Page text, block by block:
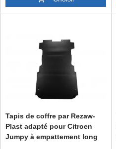
Tapis de coffre par Rezaw-
Plast adapté pour Citroen
Jumpy à empattement long